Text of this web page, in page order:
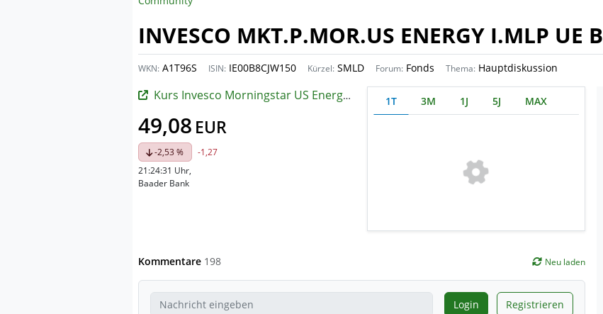
INVESCO MKT.P.MOR.US ENERGY I.MLP UE B
WKN: A1T96S ISIN: IE00B8CJW150 Kürzel: SMLD Forum: Fonds Thema: Hauptdiskussion
Kurs Invesco Morningstar US Energy Infra MLP UCITS ETF
49,08 EUR
-2,53 %
-1,27
21:24:31 Uhr,
Baader Bank
1T 3M 1J 5J MAX
Kommentare 198 Neu laden
Login Registrieren